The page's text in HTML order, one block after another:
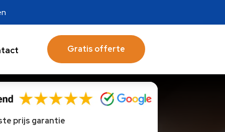
Gratis offerte
prijs garantie